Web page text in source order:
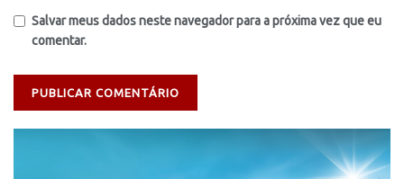
Salvar meus dados neste navegador para a próxima vez que eu
comentar.